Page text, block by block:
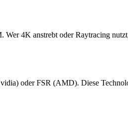
4K anstrebt oder Raytracing
oder FSR (AMD). Diese